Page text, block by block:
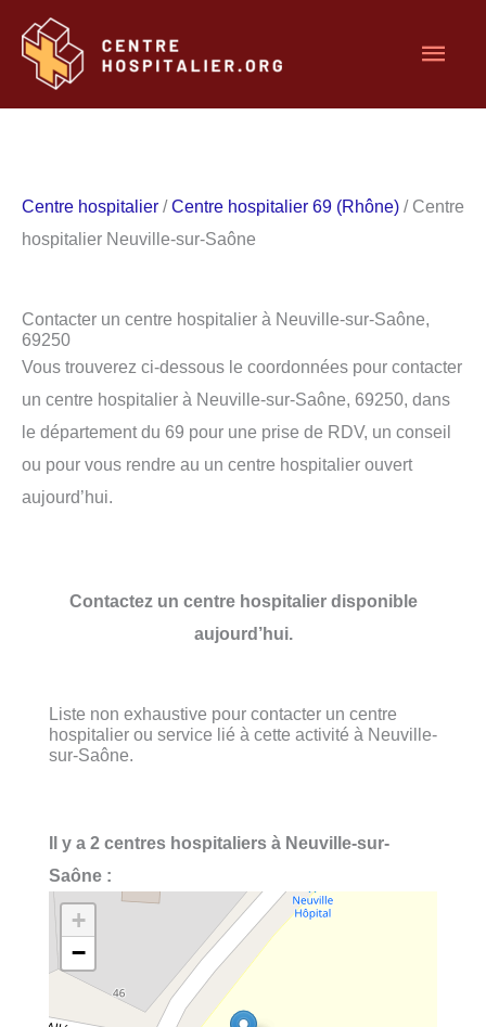
contenu
Centre hospitalier /Centre hospitalier 69 (Rhône) / Centre
hospitalier Neuville-sur-Saône
Contacter un centre hospitalier à Neuville-sur-Saône,
69250
Vous trouverez ci-dessous le coordonnées pour contacter
un centre hospitalier à Neuville-sur-Saône, 69250, dans
le département du 69 pour une prise de RDV, un conseil
ou pour vous rendre au un centre hospitalier ouvert
aujourd’hui.
Contactez un centre hospitalier disponible
aujourd’hui.
Liste non exhaustive pour contacter un centre
hospitalier ou service lié à cette activité à Neuville-
sur-Saône.
Il y a 2 centres hospitaliers à Neuville-sur-
Saône :
+
−